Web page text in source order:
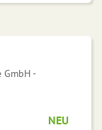
GmbH -
NEU